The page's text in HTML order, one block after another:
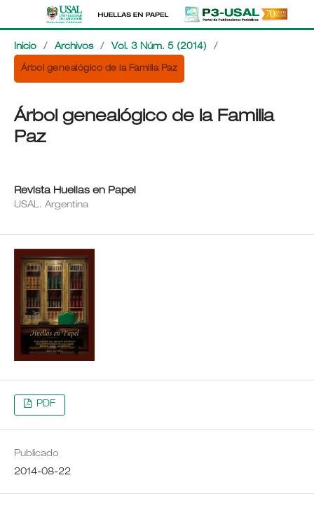
Inicio / Archivos / Vol. 3 Núm. 5 (2014) /
Árbol genealógico de la Familia Paz
Árbol genealógico de la Familia
Paz
Revista Huellas en Papel
USAL. Argentina
PDF
Publicado
2014-08-22